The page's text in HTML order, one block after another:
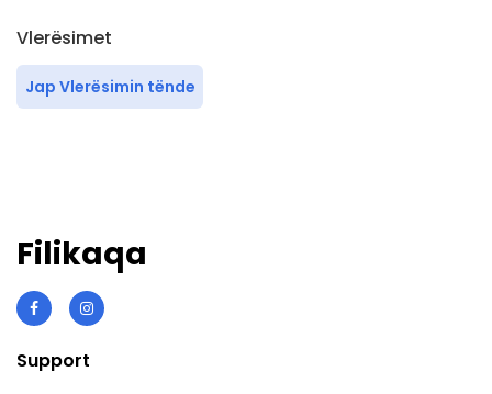
Vlerësimet
Jap Vlerësimin tënde
Filikaqa
Support